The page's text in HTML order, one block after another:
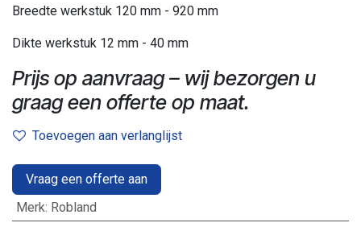
Breedte werkstuk 120 mm - 920 mm
Dikte werkstuk 12 mm - 40 mm
Prijs op aanvraag – wij bezorgen u
graag een offerte op maat.
Toevoegen aan verlanglijst
Vraag een offerte aan
Merk: Robland